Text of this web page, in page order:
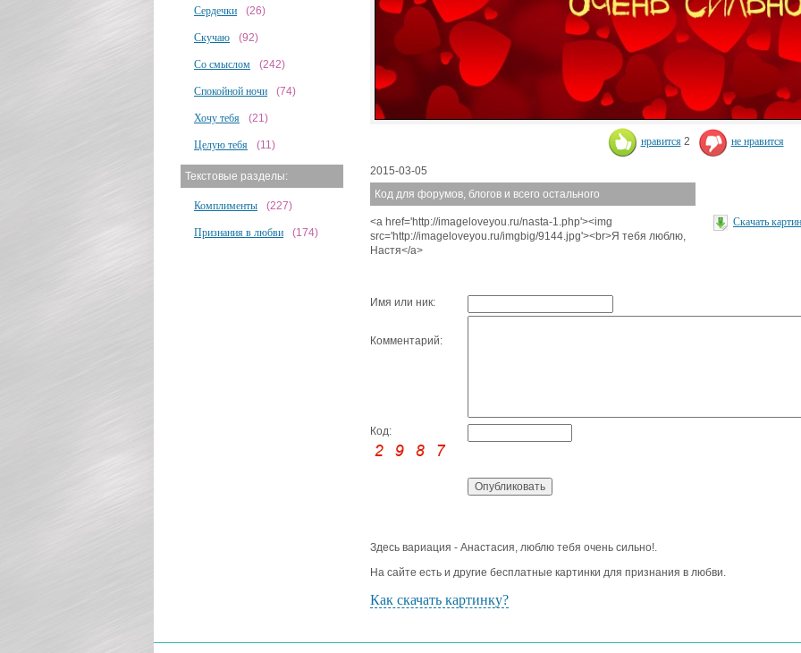
Сердечки (26)
Скучаю (92)
Со смыслом (242)
Спокойной ночи (74)
Хочу тебя (21)
Целую тебя (11)
Текстовые разделы:
Комплименты (227)
Признания в любви (174)
нравится 2 не нравится
2015-03-05
Код для форумов, блогов и всего остального
<a href='http://imageloveyou.ru/nasta-1.php'><img
src='http://imageloveyou.ru/imgbig/9144.jpg'><br>Я тебя люблю,
Настя</a>
Скачать
Имя или ник:
Комментарий:
Код:
Здесь вариация - Анастасия, люблю тебя очень сильно!.
На сайте есть и другие бесплатные картинки для признания в любви.
Как скачать картинку?